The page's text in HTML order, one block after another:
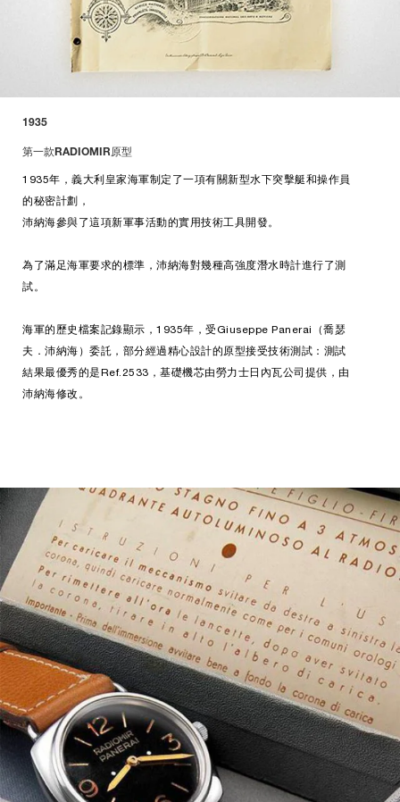
1935
第一款RADIOMIR原型
1935年，義大利皇家海軍制定了一項有關新型水下突擊艇和操作員
的秘密計劃，
沛納海參與了這項新軍事活動的實用技術工具開發。
為了滿足海軍要求的標準，沛納海對幾種高強度潛水時計進行了測
試。
海軍的歷史檔案記錄顯示，1935年，受Giuseppe Panerai（喬瑟
夫．沛納海）委託，部分經過精心設計的原型接受技術測試：測試
結果最優秀的是Ref.2533，基礎機芯由勞力士日內瓦公司提供，由
沛納海修改。